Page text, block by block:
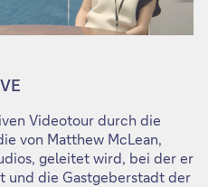
Videotour durch die
von Matthew McLean,
geleitet wird, bei der er
und die Gastgeberstadt der